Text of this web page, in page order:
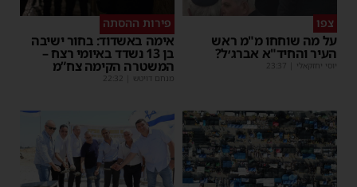
על מה שוחחו מ"מ ראש
העיר והחיד"א אברג׳ל?
יוסי יחזקאלי |
23:37
פירות ההסתה
אימה באשדוד: בחור ישיבה
בן 13 נשדד באיומי רצח –
המשטרה הקימה צח”מ
מנחם דויטש |
22:32